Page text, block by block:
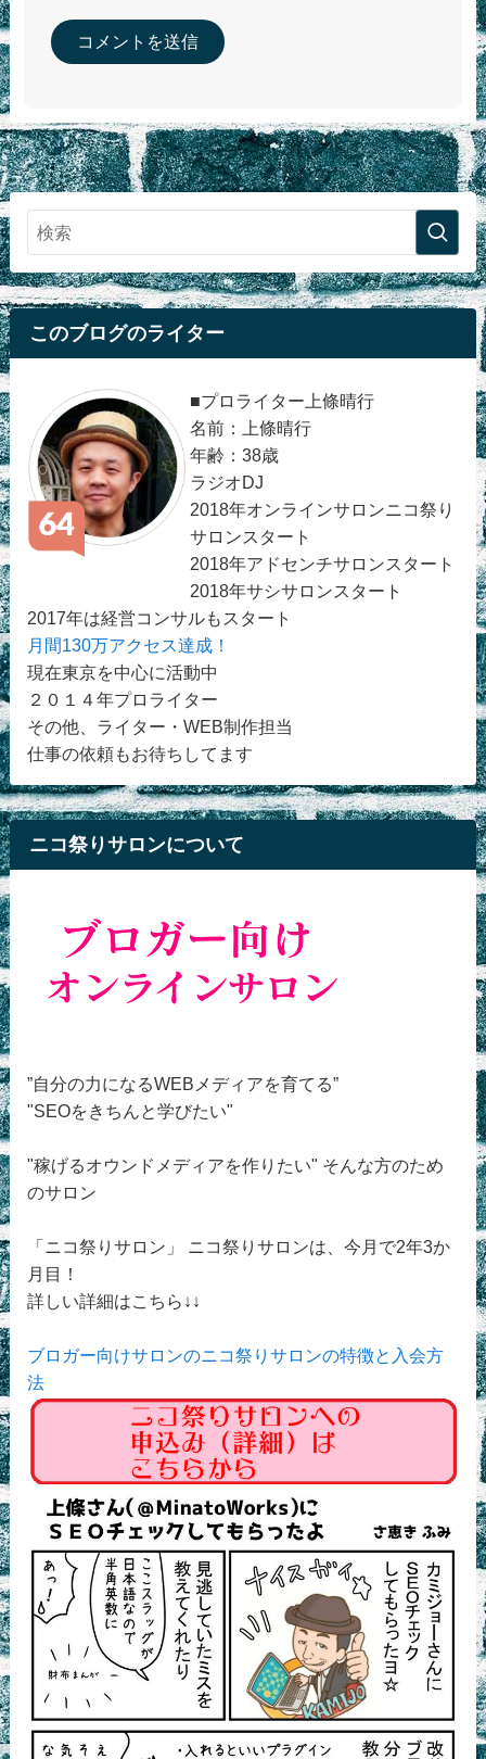
このブログのライター
■プロライター上條晴行
名前：上條晴行
年齢：38歳
ラジオDJ
2018年オンラインサロンニコ祭り
サロンスタート
2018年アドセンチサロンスタート
2018年サシサロンスタート
2017年は経営コンサルもスタート
月間130万アクセス達成！
現在東京を中心に活動中
２０１４年プロライター
その他、ライター・WEB制作担当
仕事の依頼もお待ちしてます
ニコ祭りサロンについて
”自分の力になるWEBメディアを育てる”
"SEOをきちんと学びたい"
"稼げるオウンドメディアを作りたい" そんな方のため
のサロン
「ニコ祭りサロン」 ニコ祭りサロンは、今月で2年3か
月目！
詳しい詳細はこちら↓↓
ブロガー向けサロンのニコ祭りサロンの特徴と入会方
法